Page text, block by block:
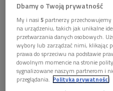
Dbamy o Twoją prywatność
My i nasi5 partnerzy
na urządzeniu, takich jak unikalne
przetwarzania danych osobowych.
wybory lub zarządzać nimi, klikając
prawa do sprzeciwu na podstawie
dowolnym momencie na stronie
sygnalizowane naszym partnerom i
przeglądania. Polityka prywatności